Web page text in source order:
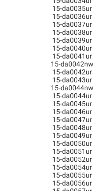
15-da0035ur
15-da0036ur
15-da0037ur
15-da0038ur
15-da0039ur
15-da0040ur
15-da0041ur
15-da0042nw
15-da0042ur
15-da0043ur
15-da0044nw
15-da0044ur
15-da0045ur
15-da0046ur
15-da0047ur
15-da0048ur
15-da0049ur
15-da0050ur
15-da0051ur
15-da0052ur
15-da0054ur
15-da0055ur
15-da0056ur